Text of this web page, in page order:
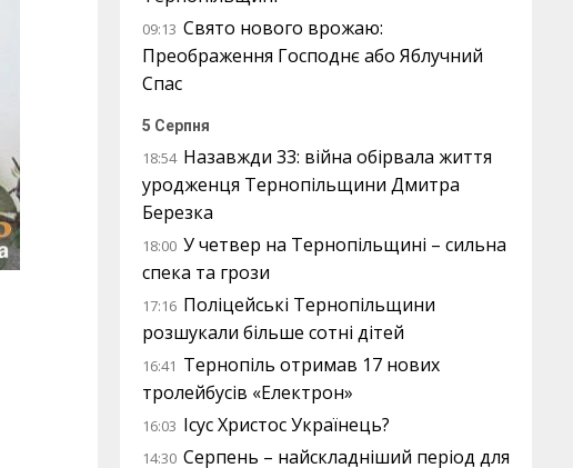
09:13 Свято нового врожаю:
Преображення Господнє або Яблучний
Спас
5 Серпня
18:54 Назавжди 33: війна обірвала життя
уродженця Тернопільщини Дмитра
Березка
18:00 У четвер на Тернопільщині – сильна
спека та грози
17:16 Поліцейські Тернопільщини
розшукали більше сотні дітей
16:41 Тернопіль отримав 17 нових
тролейбусів «Електрон»
16:03 Ісус Христос Українець?
14:30 Серпень – найскладніший період для